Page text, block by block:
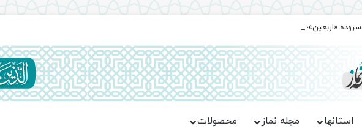
سروده‌ «اربعین»؛ روایت حماسه، استقامت و تمدن‌سازی امت اسلامی
استانها مجله نماز محصولات